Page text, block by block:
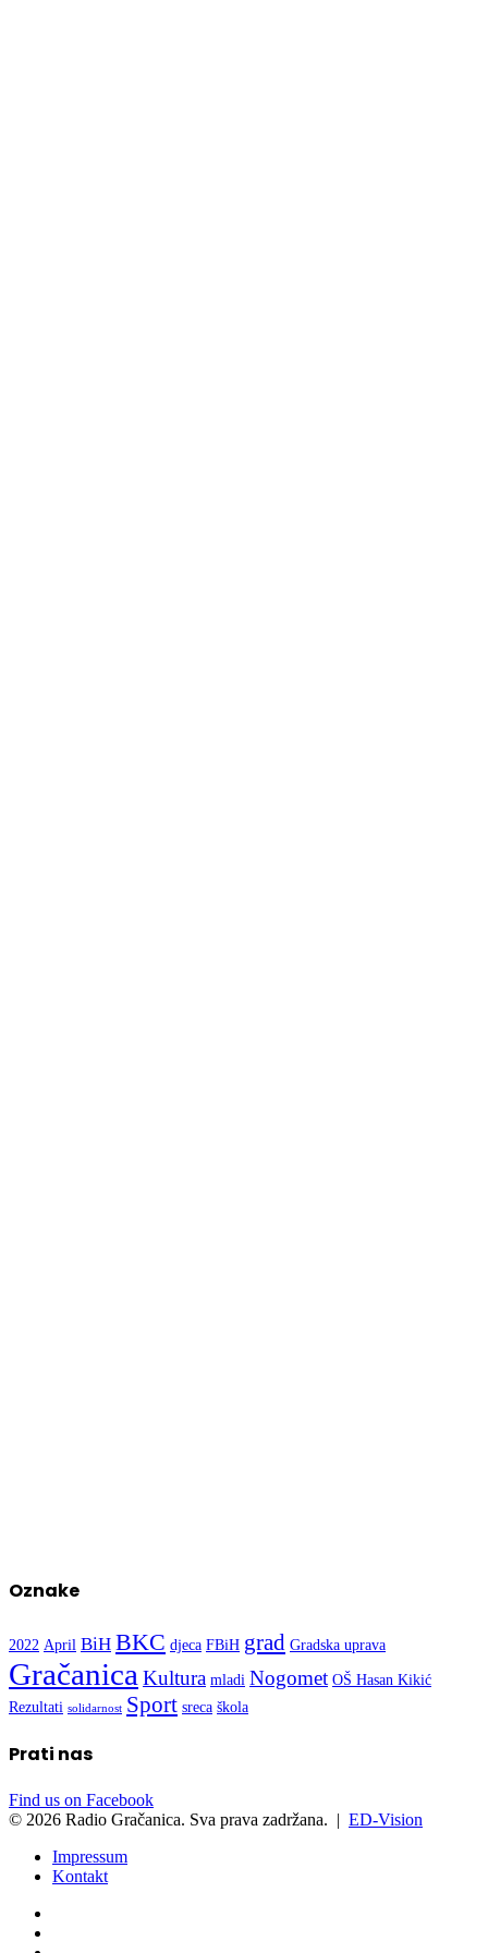
Oznake
2022 April BiH BKC djeca FBiH grad Gradska uprava
Gračanica Kultura mladi Nogomet OŠ Hasan Kikić
Rezultati solidarnost Sport sreca škola
Prati nas
Find us on Facebook
© 2026 Radio Gračanica. Sva prava zadržana. | ED-Vision
Impressum
Kontakt